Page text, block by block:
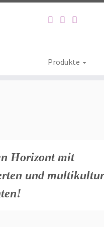
Produkte
Horizont mit
und